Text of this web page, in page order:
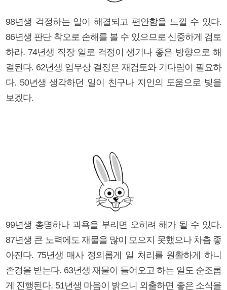
98년생 걱정하는 일이 해결되고 편안함을 느낄 수 있다.
86년생 판단 착오로 손해를 볼 수 있으므로 신중하게 검토
하라. 74년생 직장 일로 걱정이 생기나 좋은 방향으로 해
결된다. 62년생 업무상 결정은 재검토와 기다림이 필요하
다. 50년생 생각하던 일이 친구나 지인의 도움으로 빛을
보겠다.
99년생 총명하나 과욕을 부리면 오히려 해가 될 수 있다.
87년생 큰 노력에도 재물을 많이 모으지 못했으나 차츰 좋
아진다. 75년생 매사 정의롭게 일 처리를 원활하게 하니
존경을 받는다. 63년생 재물이 들어오고 하는 일도 순조롭
게 진행된다. 51년생 마음이 밝으니 외출하면 좋은 소식을